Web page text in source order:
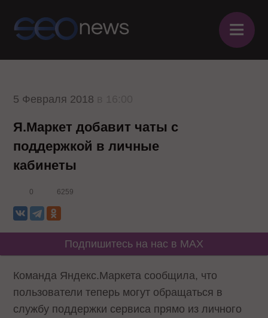
≡
5 Февраля 2018
Я.Маркет добавит чаты с
поддержкой в личные
кабинеты
0 6259
Подпишитесь на нас в MAX
Команда Яндекс.Маркета сообщила, что
пользователи теперь могут обращаться в
службу поддержки сервиса прямо из личного